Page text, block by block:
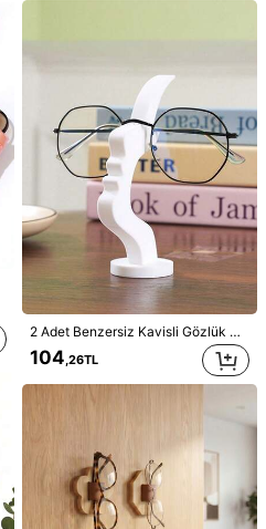
-1% Çok Fonksiyonlu Araç Gözlük Kutusu Tutucu, Manyetik Gözlük Klipsi, Bilet Klipsi
40 kaldı
141 ,58TL
2 Adet Benzersiz Kavisli Gözlük Çerçevesi - Pratik Minimalist Tasarım, Plastik Malzeme, Oturma Odası, Yatak Odası, Ofis İçin Uygun veya Aile ve Arkadaşlar İçin Hediye, Ev Dekorasyon Aksesuarı, Minimalist Tasarım
104 ,26TL